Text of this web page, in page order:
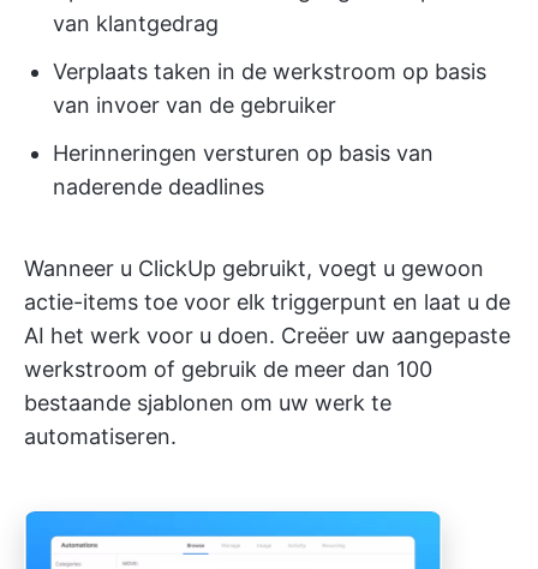
van klantgedrag
Verplaats taken in de werkstroom op basis
van invoer van de gebruiker
Herinneringen versturen op basis van
naderende deadlines
Wanneer u ClickUp gebruikt, voegt u gewoon
actie-items toe voor elk triggerpunt en laat u de
AI het werk voor u doen. Creëer uw aangepaste
werkstroom of gebruik de meer dan 100
bestaande sjablonen om uw werk te
automatiseren.